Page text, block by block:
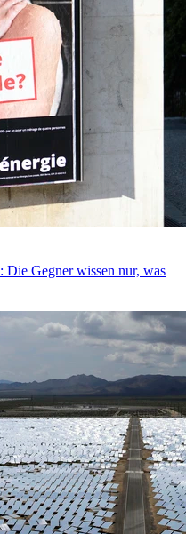
Die Gegner wissen nur, was